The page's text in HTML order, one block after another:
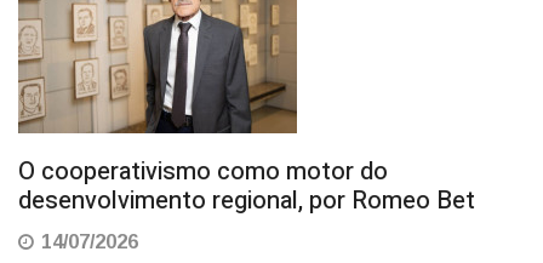
O cooperativismo como motor do
desenvolvimento regional, por Romeo Bet
14/07/2026